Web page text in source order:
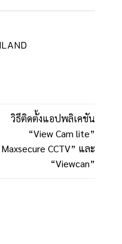
วิธีติดตั้งแอปพลิเคชัน
“View Cam lite”
CCTV” และ
“Viewcan”